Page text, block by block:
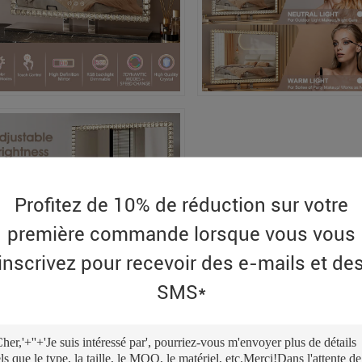
Information
Profitez de 10% de réduction sur votre
première commande lorsque vous vous
pour recevoir des e-mails et
SMS*